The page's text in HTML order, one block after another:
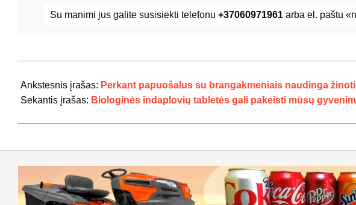
Su manimi jus galite susisiekti telefonu +37060971961arba el. paštu
07-
29
Ankstesnis įrašas: Perkant papuošalus su brangakmeniais naudinga žinoti
Sekantis įrašas: Biologinės indaplovių tabletės gali pakeisti mūsų